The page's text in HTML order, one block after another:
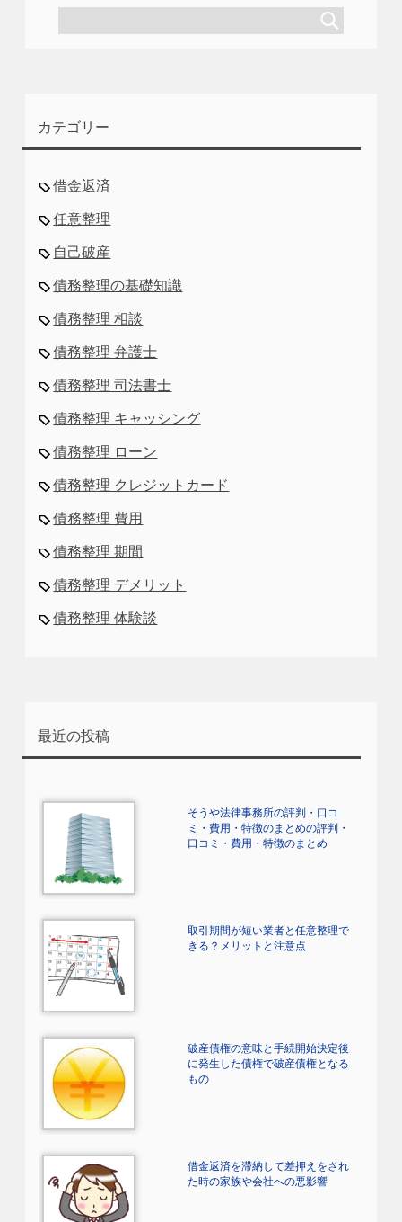
カテゴリー
借金返済
任意整理
自己破産
債務整理の基礎知識
債務整理 相談
債務整理 弁護士
債務整理 司法書士
債務整理 キャッシング
債務整理 ローン
債務整理 クレジットカード
債務整理 費用
債務整理 期間
債務整理 デメリット
債務整理 体験談
最近の投稿
そうや法律事務所の評判・口コ
ミ・費用・特徴のまとめの評判・
口コミ・費用・特徴のまとめ
取引期間が短い業者と任意整理で
きる？メリットと注意点
破産債権の意味と手続開始決定後
に発生した債権で破産債権となる
もの
借金返済を滞納して差押えをされ
た時の家族や会社への悪影響